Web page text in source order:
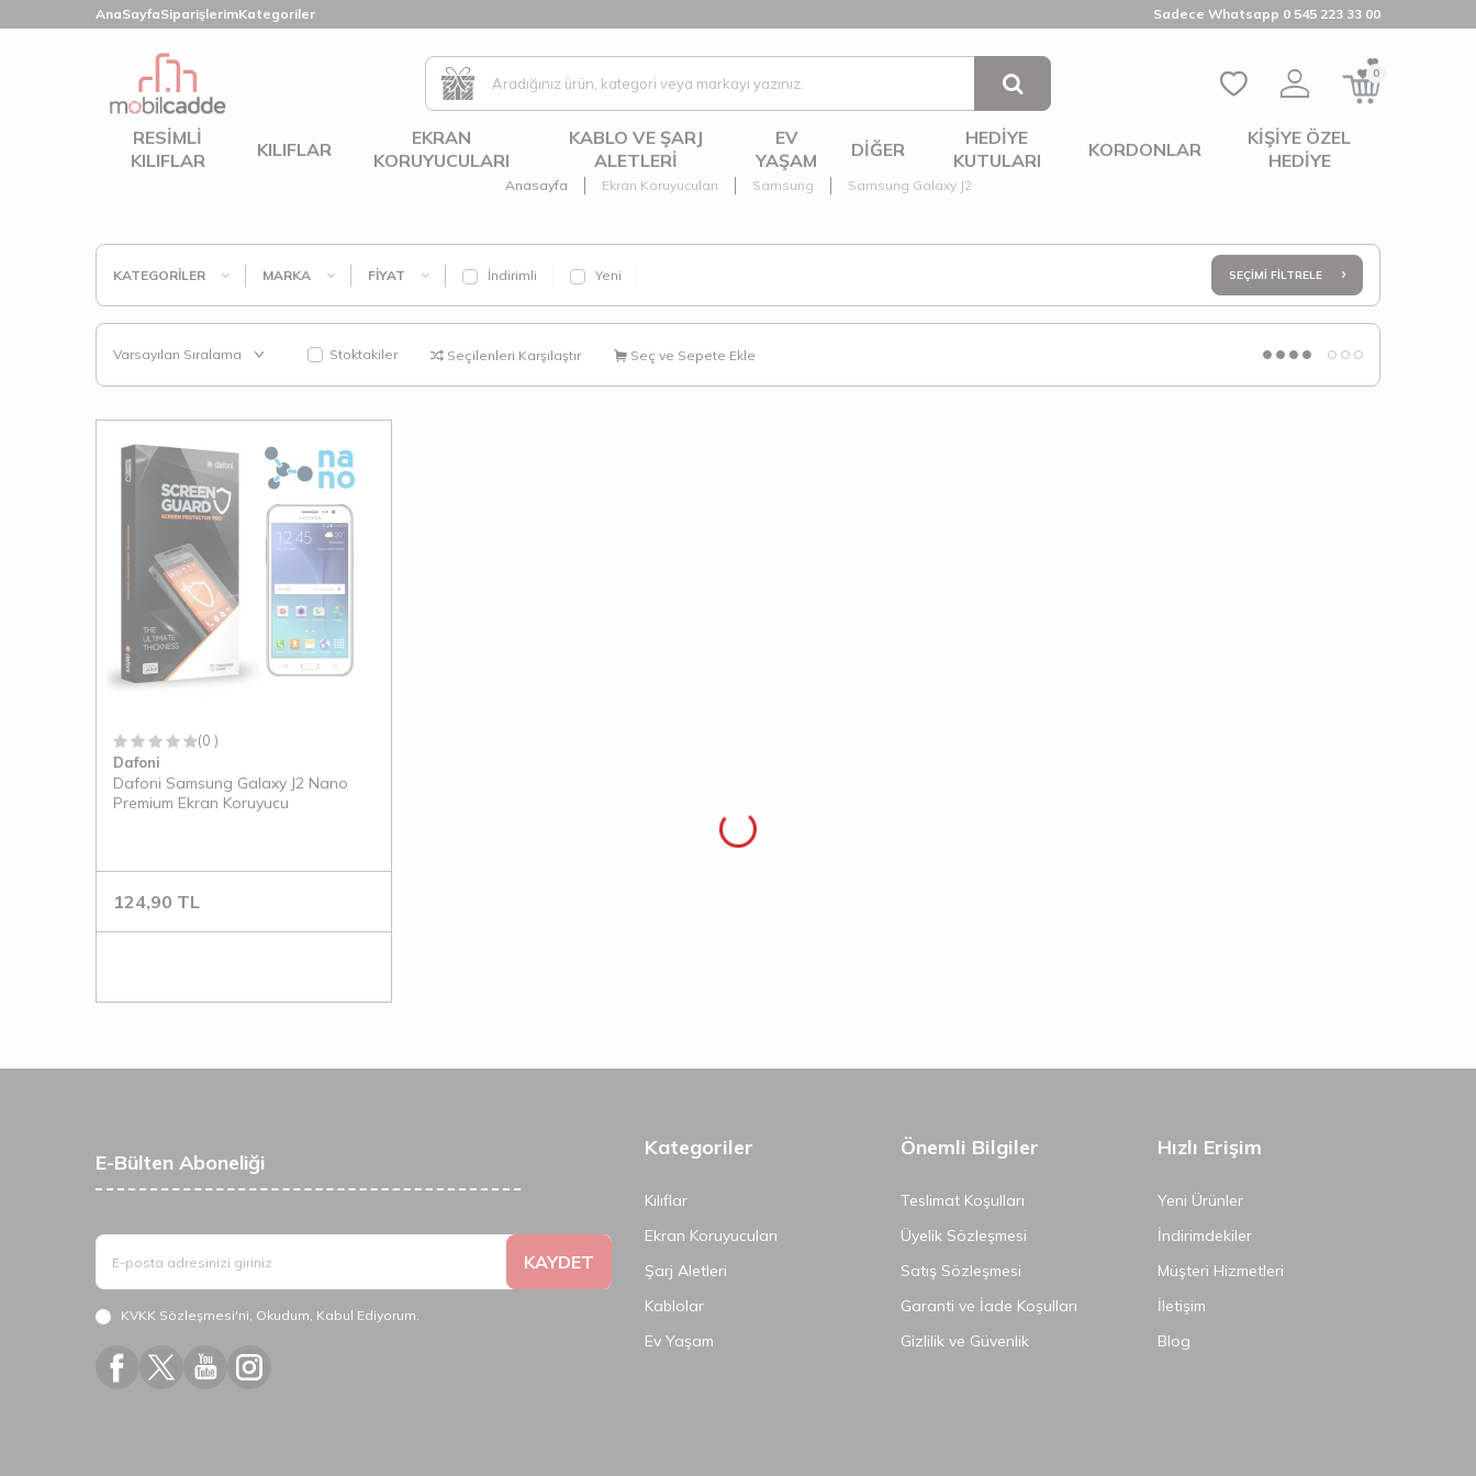
AnaSayfaSiparişlerimKategoriler Sadece Whatsapp 0 545 223 33 00
0
RESIMLI
KILIFLAR
KILIFLAR
EKRAN
KORUYUCULARI
KABLO VE ŞARJ
ALETLERI
EV
YAŞAM
DIĞER
HEDIYE
KUTULARI
KORDONLAR
KIŞIYE ÖZEL
HEDIYE
Anasayfa Ekran Koruyucuları Samsung Samsung Galaxy J2
KATEGORILER MARKA FIYAT İndirimli Yeni SEÇIMI FILTRELE
Stoktakiler Seçilenleri Karşılaştır Seç ve Sepete Ekle
(0 )
Dafoni
Dafoni Samsung Galaxy J2 Nano
Premium Ekran Koruyucu
124,90 TL
E-Bülten Aboneliği
KAYDET
KVKK Sözleşmesi'ni, Okudum, Kabul Ediyorum.
Kategoriler
Kılıflar
Ekran Koruyucuları
Şarj Aletleri
Kablolar
Ev Yaşam
Önemli Bilgiler
Teslimat Koşulları
Üyelik Sözleşmesi
Satış Sözleşmesi
Garanti ve İade Koşulları
Gizlilik ve Güvenlik
Hızlı Erişim
Yeni Ürünler
İndirimdekiler
Müşteri Hizmetleri
İletişim
Blog